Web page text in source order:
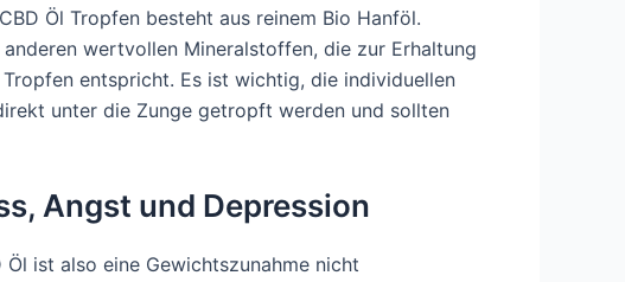
Öl Tropfen besteht aus reinem Bio Hanföl.
wertvollen Mineralstoffen, die zur Erhaltung
entspricht. Es ist wichtig, die individuellen
unter die Zunge getropft werden und sollten
Angst und Depression
ist also eine Gewichtszunahme nicht